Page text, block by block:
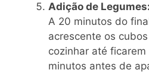
Adição de Legumes:
A 20 minutos do
acrescente os
cozinhar até ficarem
minutos antes de